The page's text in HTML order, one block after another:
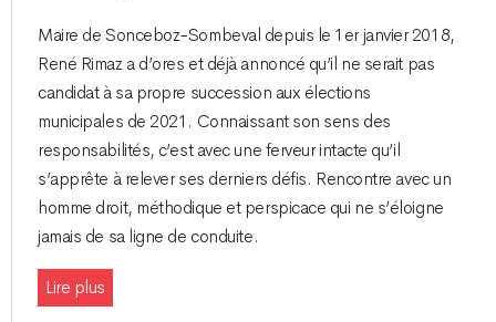
Maire de Sonceboz-Sombeval depuis le 1er janvier 2018,
René Rimaz a d’ores et déjà annoncé qu’il ne serait pas
candidat à sa propre succession aux élections
municipales de 2021. Connaissant son sens des
responsabilités, c’est avec une ferveur intacte qu’il
s’apprête à relever ses derniers défis. Rencontre avec un
homme droit, méthodique et perspicace qui ne s’éloigne
jamais de sa ligne de conduite.
Lire plus